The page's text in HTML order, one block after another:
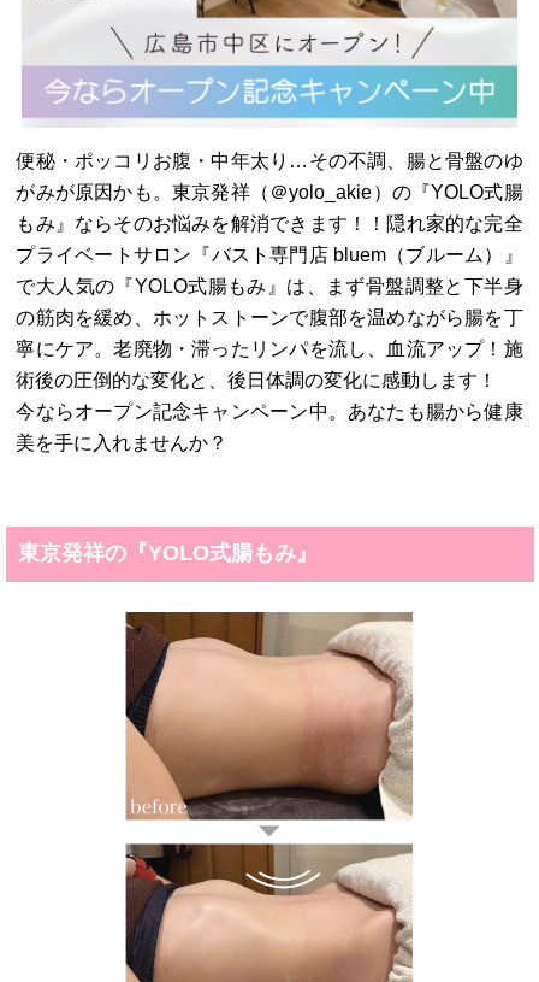
便秘・ポッコリお腹・中年太り…その不調、腸と骨盤のゆ
がみが原因かも。東京発祥（＠yolo_akie）の『YOLO式腸
もみ』ならそのお悩みを解消できます！！隠れ家的な完全
プライベートサロン『バスト専門店 bluem（ブルーム）』
で大人気の『YOLO式腸もみ』は、まず骨盤調整と下半身
の筋肉を緩め、ホットストーンで腹部を温めながら腸を丁
寧にケア。老廃物・滞ったリンパを流し、血流アップ！施
術後の圧倒的な変化と、後日体調の変化に感動します！
今ならオープン記念キャンペーン中。あなたも腸から健康
美を手に入れませんか？
東京発祥の『YOLO式腸もみ』